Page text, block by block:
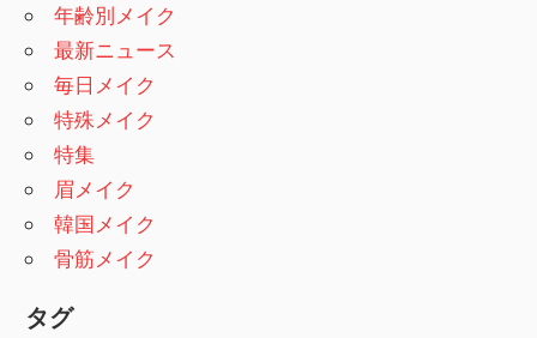
年齢別メイク
最新ニュース
毎日メイク
特殊メイク
特集
眉メイク
韓国メイク
骨筋メイク
タグ